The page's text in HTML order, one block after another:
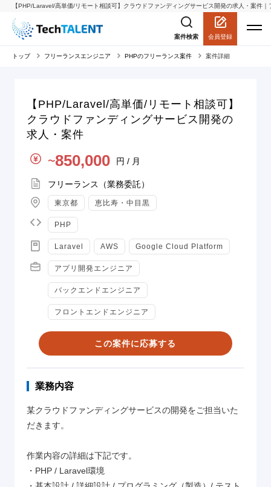
【PHP/Laravel/高単価/リモート相談可】クラウドファンディングサービス開発の求人・案件
案件検索 会員登録
トップ フリーランスエンジニア PHPのフリーランス案件 案件詳細
【PHP/Laravel/高単価/リモート相談可】
クラウドファンディングサービス開発の
求人・案件
単価
〜850,000 円 / 月
地域
東京都 恵比寿・中目黒
フリーランス（業務委託）
言語
PHP
スキル
Laravel AWS Google Cloud Platform
職種
アプリ開発エンジニア
バックエンドエンジニア
フロントエンドエンジニア
この案件に応募する
業務内容
某クラウドファンディングサービスの開発をご担当いた
だきます。
作業内容の詳細は下記です。
・PHP / Laravel環境